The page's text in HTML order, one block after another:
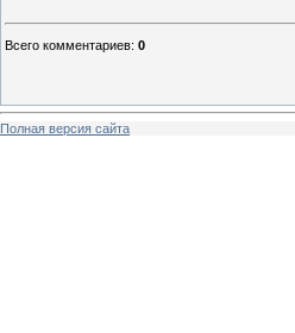
Всего комментариев: 0
Полная версия сайта